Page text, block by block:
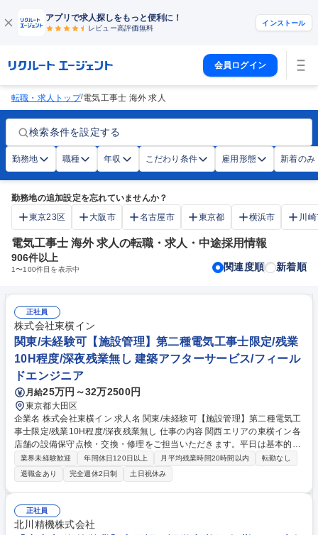
アプリで求人探しをもっと便利に！
レビュー高評価無料
インストール
会員ログイン
転職・求人トップ/電気工事士 海外 求人
検索条件を設定する
勤務地 職種 年収 こだわり条件 雇用形態 新着のみ
勤務地の追加設定を忘れていませんか？
東京23区
大阪市 名古屋市 東京都 横浜市 川
電気工事士 海外 求人の転職・求人・中途採用情報
906件以上
1〜100件目を表示中 関連度順 新着順
正社員
株式会社東横イン
関東/未経験可【施設管理】第二種電気工事士限定/残業
10H程度/深夜残業無し 建築アフターサービス/フィール
ドエンジニア
月給25万円～32万2500円
東京都大田区
企業名 株式会社東横イン 求人名 関東/未経験可【施設管理】第二種電気工
事士限定/残業10H程度/深夜残業無し 仕事の内容 関西エリアの東横イン各
店舗の設備保守点検・交換・修理をご担当いただきます。平日は基本的に
出張ベース（日帰り・宿泊ともに有り）での働き方となるため、出張に問
題がない方からのご応募をお待ちしております。 【具体的な業務内容】※
建物の改変を伴う業務は含まない 基本的に2名体制で、担当エリアの東横
インホテルの設備保守点検をお任せします。消防設備・防火対象物・ボイ
ラーや給水装置などの点検及び報告をお任せします。日帰りや、宿泊を伴
う出張スケジュールは裁量をもって自分で決められることが多く、プライ
業界未経験歓迎 年間休日120日以上 月平均残業時間20時間以内
転勤なし
退職金あり
完全週休2日制 土日祝休み
正社員
北川精機株式会社